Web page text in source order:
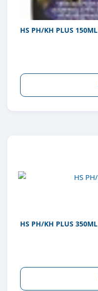
HS PH/KH PLUS 150ML
HS PH/KH PLUS 350ML